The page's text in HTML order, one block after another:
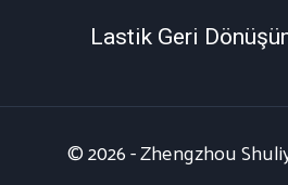
Lastik Geri
© 2026 - Zhengzhou